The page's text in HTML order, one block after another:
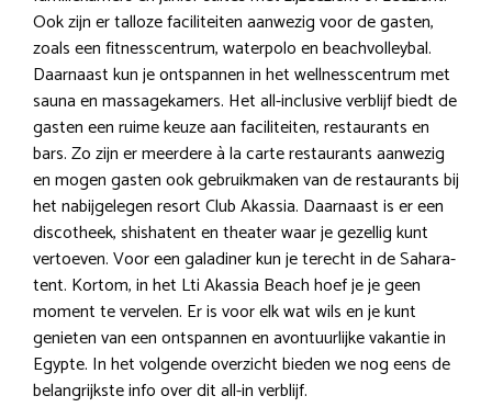
Ook zijn er talloze faciliteiten aanwezig voor de gasten,
zoals een fitnesscentrum, waterpolo en beachvolleybal.
Daarnaast kun je ontspannen in het wellnesscentrum met
sauna en massagekamers. Het all-inclusive verblijf biedt de
gasten een ruime keuze aan faciliteiten, restaurants en
bars. Zo zijn er meerdere à la carte restaurants aanwezig
en mogen gasten ook gebruikmaken van de restaurants bij
het nabijgelegen resort Club Akassia. Daarnaast is er een
discotheek, shishatent en theater waar je gezellig kunt
vertoeven. Voor een galadiner kun je terecht in de Sahara-
tent. Kortom, in het Lti Akassia Beach hoef je je geen
moment te vervelen. Er is voor elk wat wils en je kunt
genieten van een ontspannen en avontuurlijke vakantie in
Egypte. In het volgende overzicht bieden we nog eens de
belangrijkste info over dit all-in verblijf.